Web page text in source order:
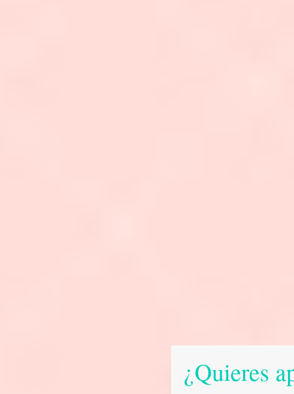
¿Quieres